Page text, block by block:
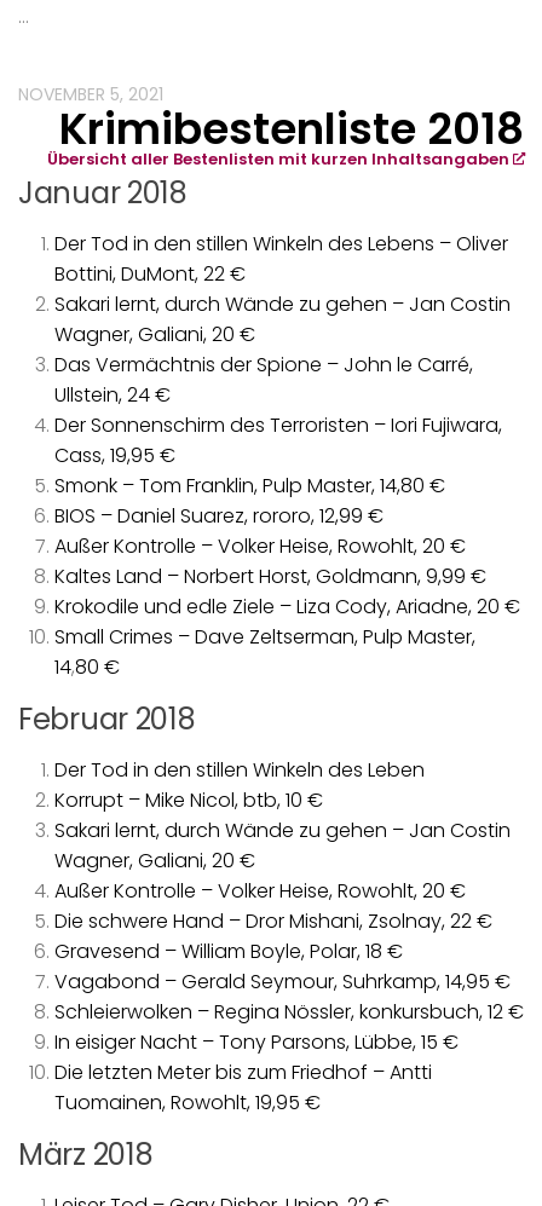
…
NOVEMBER 5, 2021
Krimibestenliste 2018
Übersicht aller Bestenlisten mit kurzen Inhaltsangaben
Januar 2018
Der Tod in den stillen Winkeln des Lebens – Oliver
Bottini, DuMont, 22 €
Sakari lernt, durch Wände zu gehen – Jan Costin
Wagner, Galiani, 20 €
Das Vermächtnis der Spione – John le Carré,
Ullstein, 24 €
Der Sonnenschirm des Terroristen – Iori Fujiwara,
Cass, 19,95 €
Smonk – Tom Franklin, Pulp Master, 14,80 €
BIOS – Daniel Suarez, rororo, 12,99 €
Außer Kontrolle – Volker Heise, Rowohlt, 20 €
Kaltes Land – Norbert Horst, Goldmann, 9,99 €
Krokodile und edle Ziele – Liza Cody, Ariadne, 20 €
Small Crimes – Dave Zeltserman, Pulp Master,
14,80 €
Februar 2018
Der Tod in den stillen Winkeln des Leben
Korrupt – Mike Nicol, btb, 10 €
Sakari lernt, durch Wände zu gehen – Jan Costin
Wagner, Galiani, 20 €
Außer Kontrolle – Volker Heise, Rowohlt, 20 €
Die schwere Hand – Dror Mishani, Zsolnay, 22 €
Gravesend – William Boyle, Polar, 18 €
Vagabond – Gerald Seymour, Suhrkamp, 14,95 €
Schleierwolken – Regina Nössler, konkursbuch, 12 €
In eisiger Nacht – Tony Parsons, Lübbe, 15 €
Die letzten Meter bis zum Friedhof – Antti
Tuomainen, Rowohlt, 19,95 €
März 2018